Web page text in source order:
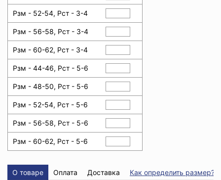
Рзм - 52-54, Рст - 3-4
Рзм - 56-58, Рст - 3-4
Рзм - 60-62, Рст - 3-4
Рзм - 44-46, Рст - 5-6
Рзм - 48-50, Рст - 5-6
Рзм - 52-54, Рст - 5-6
Рзм - 56-58, Рст - 5-6
Рзм - 60-62, Рст - 5-6
О товаре Оплата Доставка
Как определить размер?